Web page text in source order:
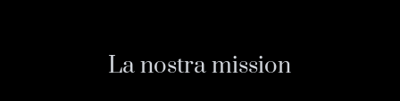
La nostra mission